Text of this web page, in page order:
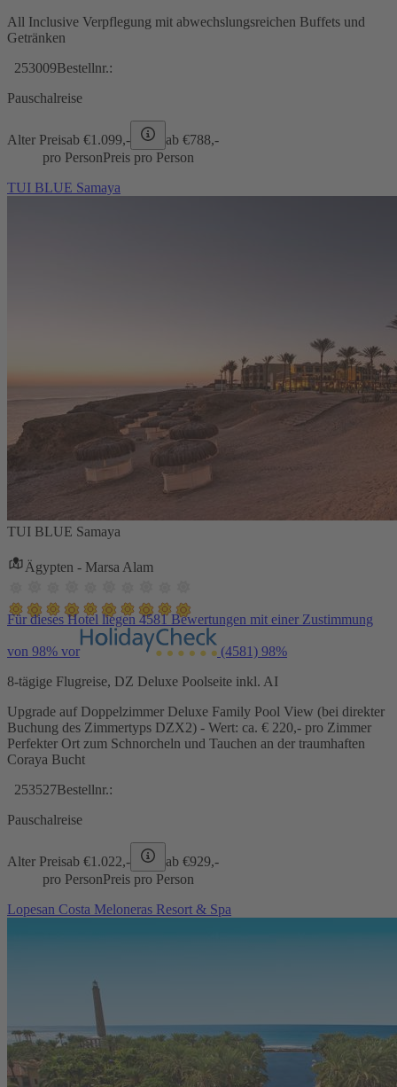
All Inclusive Verpflegung mit abwechslungsreichen Buffets und
Getränken
253009Bestellnr.:
Pauschalreise
Alter Preisab €1.099,- ab €788,-
pro PersonPreis pro Person
TUI BLUE Samaya
TUI BLUE Samaya
Ägypten - Marsa Alam
Für dieses Hotel liegen 4581 Bewertungen mit einer Zustimmung
von 98% vor (4581) 98%
8-tägige Flugreise, DZ Deluxe Poolseite inkl. AI
Upgrade auf Doppelzimmer Deluxe Family Pool View (bei direkter
Buchung des Zimmertyps DZX2) - Wert: ca. € 220,- pro Zimmer
Perfekter Ort zum Schnorcheln und Tauchen an der traumhaften
Coraya Bucht
253527Bestellnr.:
Pauschalreise
Alter Preisab €1.022,- ab €929,-
pro PersonPreis pro Person
Lopesan Costa Meloneras Resort & Spa